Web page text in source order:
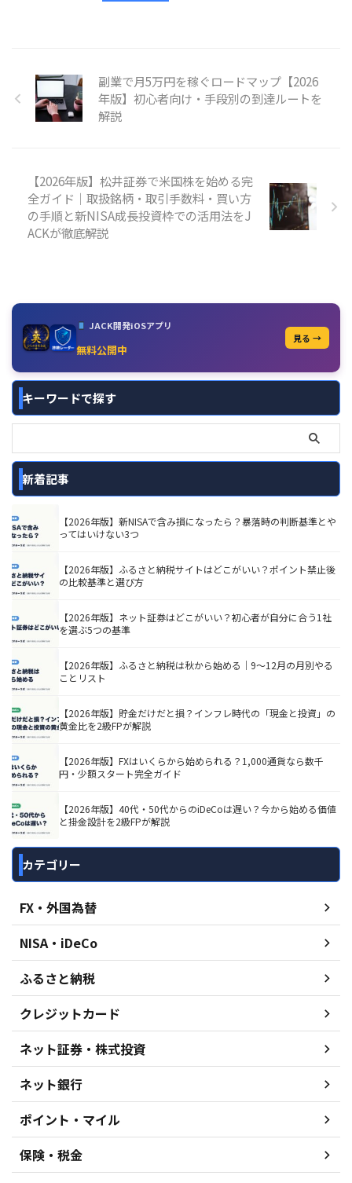
副業で月5万円を稼ぐロードマップ【2026
年版】初心者向け・手段別の到達ルートを
解説
【2026年版】松井証券で米国株を始める完
全ガイド｜取扱銘柄・取引手数料・買い方
の手順と新NISA成長投資枠での活用法をJ
ACKが徹底解説
JACK開発iOSアプリ
無料公開中
見る →
キーワードで探す
新着記事
【2026年版】新NISAで含み損になったら？暴落時の判断基準とや
ってはいけない3つ
【2026年版】ふるさと納税サイトはどこがいい？ポイント禁止後
の比較基準と選び方
【2026年版】ネット証券はどこがいい？初心者が自分に合う1社
を選ぶ5つの基準
【2026年版】ふるさと納税は秋から始める｜9〜12月の月別やる
ことリスト
【2026年版】貯金だけだと損？インフレ時代の「現金と投資」の
黄金比を2級FPが解説
【2026年版】FXはいくらから始められる？1,000通貨なら数千
円・少額スタート完全ガイド
【2026年版】40代・50代からのiDeCoは遅い？今から始める価値
と掛金設計を2級FPが解説
カテゴリー
FX・外国為替
NISA・iDeCo
ふるさと納税
クレジットカード
ネット証券・株式投資
ネット銀行
ポイント・マイル
保険・税金